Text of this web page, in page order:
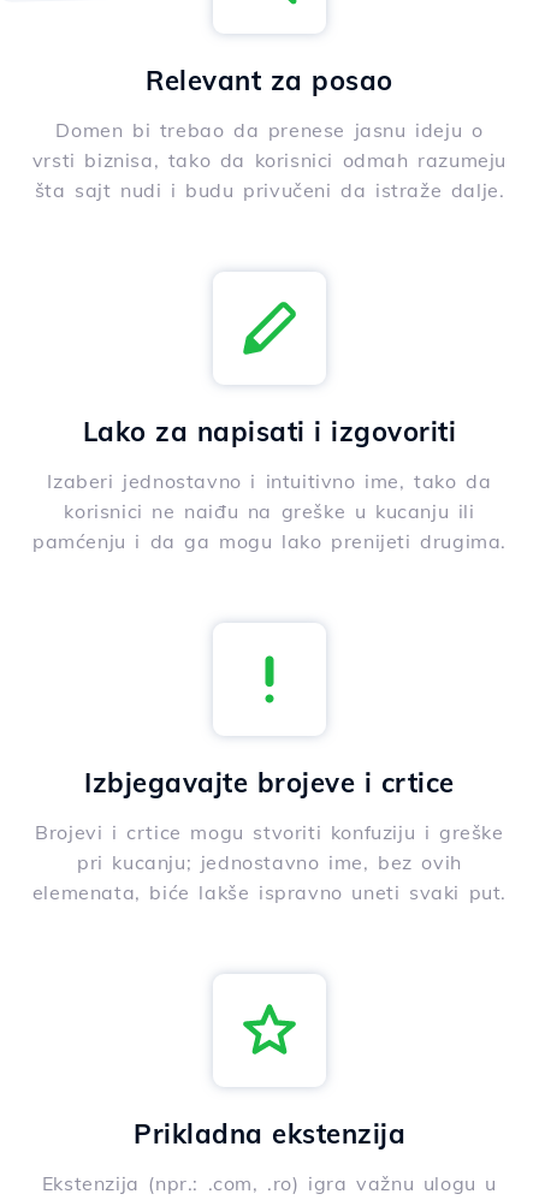
Relevant za posao
Domen bi trebao da prenese jasnu ideju o
vrsti biznisa, tako da korisnici odmah razumeju
šta sajt nudi i budu privučeni da istraže dalje.
Lako za napisati i izgovoriti
Izaberi jednostavno i intuitivno ime, tako da
korisnici ne naiđu na greške u kucanju ili
pamćenju i da ga mogu lako prenijeti drugima.
Izbjegavajte brojeve i crtice
Brojevi i crtice mogu stvoriti konfuziju i greške
pri kucanju; jednostavno ime, bez ovih
elemenata, biće lakše ispravno uneti svaki put.
Prikladna ekstenzija
Ekstenzija (npr.: .com, .ro) igra važnu ulogu u